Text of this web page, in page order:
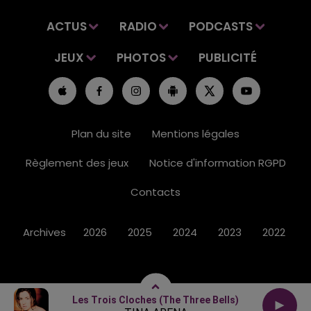
Les Trois Cloches (the Three Bells)
ACTUS RADIO
PODCASTS
JEUX
PHOTOS PUBLICITÉ
Plan du site
Mentions légales
Règlement des jeux
Notice d'information RGPD
Contacts
Archives 2026 2025 2024 2023 2022